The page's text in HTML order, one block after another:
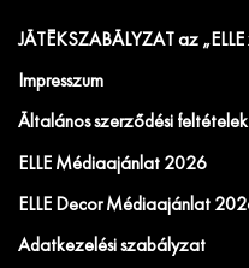
JÁTÉKSZABÁLYZAT az
Impresszum
Általános szerződési feltételek
ELLE Médiaajánlat 2026
ELLE Decor Médiaajánlat
Adatkezelési szabályzat